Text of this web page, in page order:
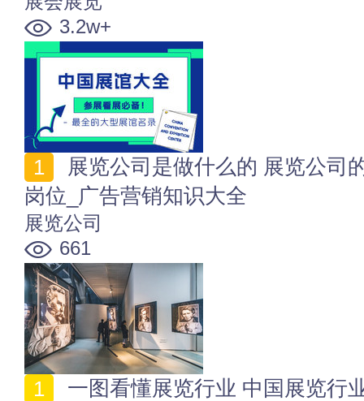
3.2w+
岗位_广告营销知识大全
展览公司
661
一图看懂展览行业 中国展览行